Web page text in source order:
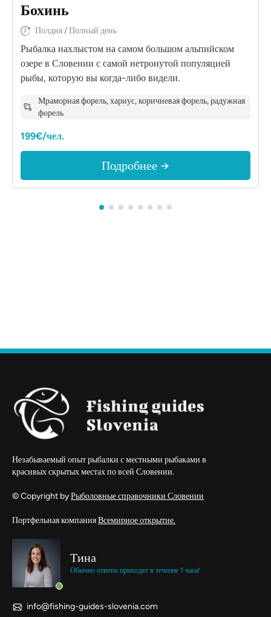
Бохинь
Полдня / Полный день
Рыбалка нахлыстом на самом большом альпийском
озере в Словении с самой нетронутой популяцией
рыбы, которую вы когда-либо видели.
Мраморная форель, хариус, коричневая форель, радужная
форель
199€/чел.
Подробнее →
Незабываемый опыт рыбалки с местными рыбаками в
красивых скрытых местах по всей Словении.
© Copyright byРыболовные справочники Словении
Портфельная компанияВсемирное открытие.
Тина
Обычно ответы приходят в течение 1 часа!
info@fishing-guides-slovenia.com